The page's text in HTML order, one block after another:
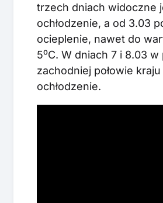
trzech dniach widoczne
ochłodzenie, a od 3.03
ocieplenie, nawet do
5⁰C. W dniach 7 i 8.03 w
zachodniej połowie
ochłodzenie.